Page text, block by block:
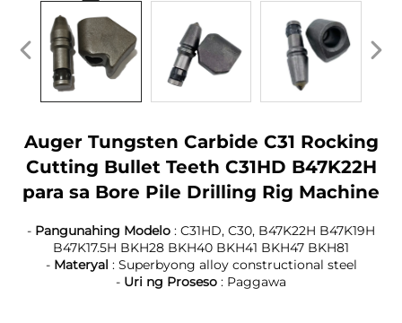
Auger Tungsten Carbide C31 Rocking
Cutting Bullet Teeth C31HD B47K22H
para sa Bore Pile Drilling Rig Machine
- Pangunahing Modelo : C31HD, C30, B47K22H B47K19H
B47K17.5H BKH28 BKH40 BKH41 BKH47 BKH81
- Materyal : Superbyong alloy constructional steel
- Uri ng Proseso : Paggawa